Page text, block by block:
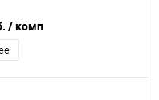
/ комп